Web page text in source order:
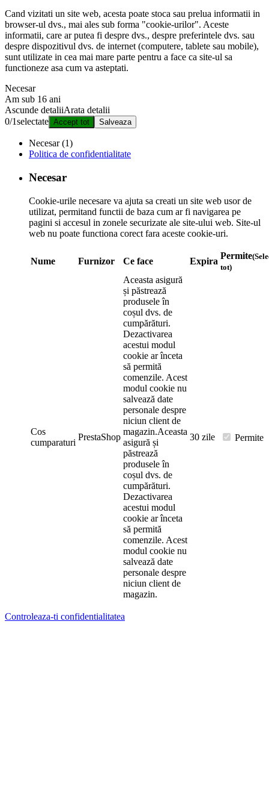
Cand vizitati un site web, acesta poate stoca sau prelua informatii in
browser-ul dvs., mai ales sub forma "cookie-urilor". Aceste
informatii, care ar putea fi despre dvs., despre preferintele dvs. sau
despre dispozitivul dvs. de internet (computere, tablete sau mobile),
sunt utilizate in cea mai mare parte pentru a face ca site-ul sa
functioneze asa cum va asteptati.
Necesar
Am sub 16 ani
Ascunde detaliiArata detalii
0/1selectate Accept tot Salveaza
Necesar (1)
Politica de confidentialitate
Necesar
Cookie-urile necesare va ajuta sa creati un site web usor de
utilizat, permitand functii de baza cum ar fi navigarea pe
pagini si accesul in zonele securizate ale site-ului web. Site-ul
web nu poate functiona corect fara aceste cookie-uri.
Nume Furnizor Ce face Expira
Permite
tot)
Cos
cumparaturi
PrestaShop
Aceasta asigură
și păstrează
produsele în
coșul dvs. de
cumpărături.
Dezactivarea
acestui modul
cookie ar înceta
să permită
comenzile. Acest
modul cookie nu
salvează date
personale despre
niciun client de
magazin.Aceasta
asigură și
păstrează
produsele în
coșul dvs. de
cumpărături.
Dezactivarea
acestui modul
cookie ar înceta
să permită
comenzile. Acest
modul cookie nu
salvează date
personale despre
niciun client de
magazin.
30 zile Permite
Controleaza-ti confidentialitatea